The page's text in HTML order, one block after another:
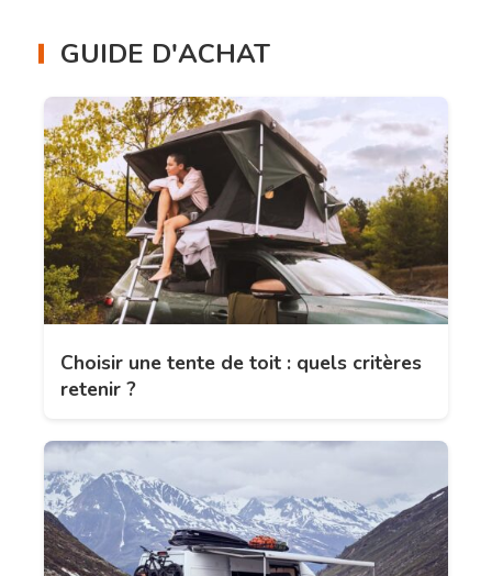
GUIDE D'ACHAT
Choisir une tente de toit : quels critères
retenir ?